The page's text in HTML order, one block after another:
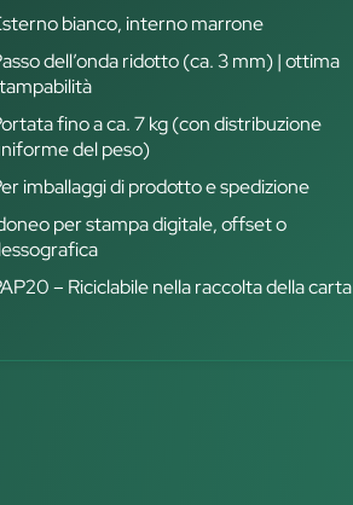
bianco, interno marrone
dell’onda ridotto (ca. 3 mm) | ottima
fino a ca. 7 kg (con distribuzione
del peso)
imballaggi di prodotto e spedizione
per stampa digitale, offset o
– Riciclabile nella raccolta della carta